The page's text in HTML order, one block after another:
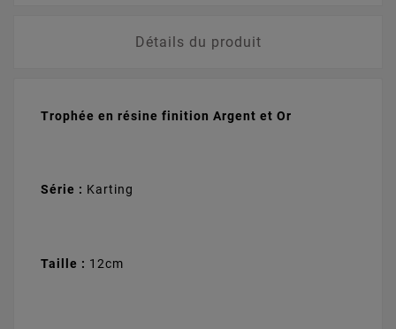
Détails du produit
Trophée en résine finition Argent et Or
Série : Karting
Taille : 12cm